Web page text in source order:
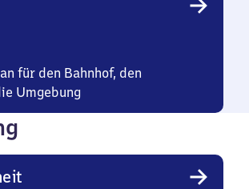
für den Bahnhof, den
Umgebung